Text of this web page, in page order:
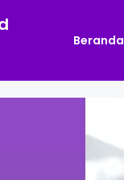
Beranda